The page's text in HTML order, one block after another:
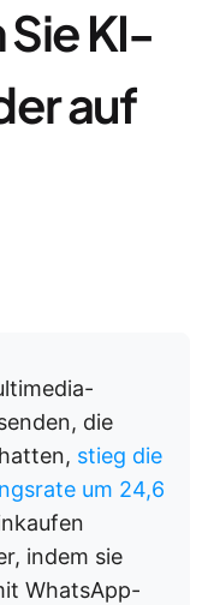
KI-
auf
die
stieg die
um 24,6
indem sie
WhatsApp-